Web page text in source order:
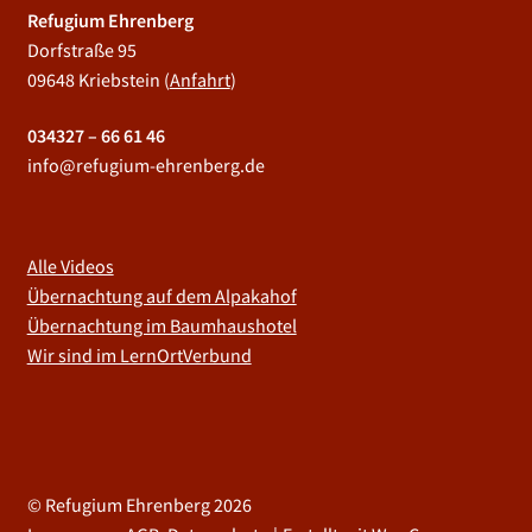
Refugium Ehrenberg
Dorfstraße 95
09648 Kriebstein (Anfahrt)
034327 – 66 61 46
info@refugium-ehrenberg.de
Alle Videos
Übernachtung auf dem Alpakahof
Übernachtung im Baumhaushotel
Wir sind im LernOrtVerbund
© Refugium Ehrenberg 2026